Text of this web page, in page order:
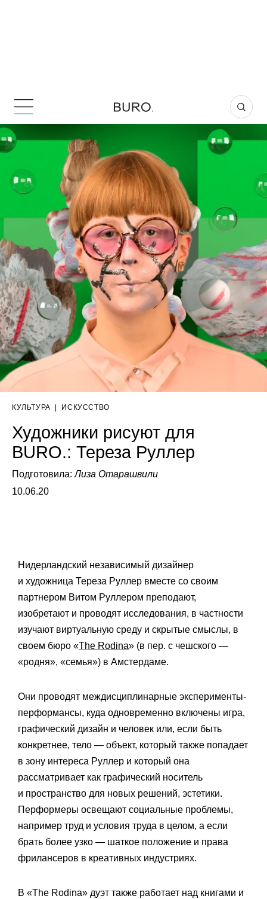
КУЛЬТУРА ИСКУССТВО
Художники рисуют для
BURO.: Тереза Руллер
Подготовила:Лиза Отарашвили
10.06.20
Нидерландский независимый дизайнер
и художница Тереза Руллер вместе со своим
партнером Витом Руллером преподают,
изобретают и проводят исследования, в частности
изучают виртуальную среду и скрытые смыслы, в
своем бюро «The Rodina» (в пер. с чешского —
«родня», «семья») в Амстердаме.
Они проводят междисциплинарные эксперименты-
перформансы, куда одновременно включены игра,
графический дизайн и человек или, если быть
конкретнее, тело — объект, который также попадает
в зону интереса Руллер и который она
рассматривает как графический носитель
и пространство для новых решений, эстетики.
Перформеры освещают социальные проблемы,
например труд и условия труда в целом, а если
брать более узко — шаткое положение и права
фрилансеров в креативных индустриях.
В «The Rodina» дуэт также работает над книгами и